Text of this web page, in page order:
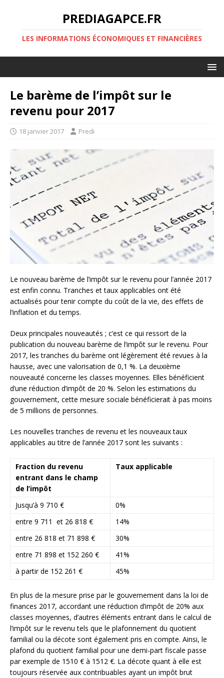
PREDIAGAPCE.FR
LES INFORMATIONS ÉCONOMIQUES ET FINANCIÈRES
Le barème de l’impôt sur le
revenu pour 2017
18 janvier 2017 Predi
Le nouveau barème de l’impôt sur le revenu pour l’année 2017
est enfin connu. Tranches et taux applicables ont été
actualisés pour tenir compte du coût de la vie, des effets de
l’inflation et du temps.
Deux principales nouveautés ; c’est ce qui ressort de la
publication du nouveau barème de l’impôt sur le revenu. Pour
2017, les tranches du barème ont légèrement été revues à la
hausse, avec une valorisation de 0,1 %. La deuxième
nouveauté concerne les classes moyennes. Elles bénéficient
d’une réduction d’impôt de 20 %. Selon les estimations du
gouvernement, cette mesure sociale bénéficierait à pas moins
de 5 millions de personnes.
Les nouvelles tranches de revenu et les nouveaux taux
applicables au titre de l’année 2017 sont les suivants :
Fraction du revenu
entrant dans le champ
de l’impôt
Taux applicable
Jusqu’à 9 710 €
0%
entre 9 711 et 26 818 €
14%
entre 26 818 et 71 898 €
30%
entre 71 898 et 152 260 €
41%
à partir de 152 261 €
45%
En plus de la mesure prise par le gouvernement dans la loi de
finances 2017, accordant une réduction d’impôt de 20% aux
classes moyennes, d’autres éléments entrant dans le calcul de
l’impôt sur le revenu tels que le plafonnement du quotient
familial ou la décote sont également pris en compte. Ainsi, le
plafond du quotient familial pour une demi-part fiscale passe
par exemple de 1510 € à 1512 €. La décote quant à elle est
toujours réservée aux contribuables ayant un impôt brut